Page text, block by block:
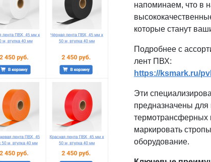
напоминаем, что в
которые станут
Подробнее с
лент ПВХ:
https://ksmark.ru/
Эти
предназначены
термотрансферных
маркировать
оборудование.